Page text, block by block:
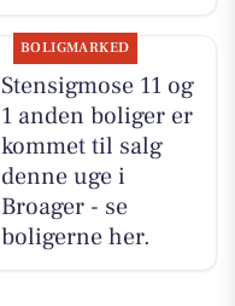
BOLIGMARKED
Stensigmose 11 og
1 anden boliger er
kommet til salg
denne uge i
Broager - se
boligerne her.